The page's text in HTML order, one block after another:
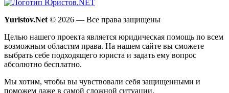
Yuristov.Net © 2026 — Все права защищены
Целью нашего проекта является юридическая помощь по всем
возможным областям права. На нашем сайте вы сможете
выбрать себе подходящего юриста и задать ему вопрос
абсолютно бесплатно.
Мы хотим, чтобы вы чувствовали себя защищенными и
поможем даже в самой сложной ситуации.